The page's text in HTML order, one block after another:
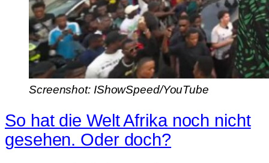
Screenshot: IShowSpeed/YouTube
So hat die Welt Afrika noch nicht
gesehen. Oder doch?